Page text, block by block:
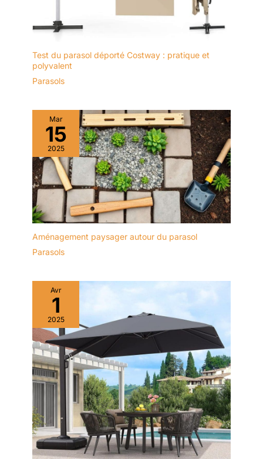
Test du parasol déporté Costway : pratique et
polyvalent
Parasols
Mar
15
2025
Aménagement paysager autour du parasol
Parasols
Avr
1
2025